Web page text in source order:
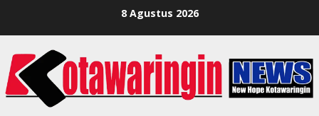
8 Agustus 2026